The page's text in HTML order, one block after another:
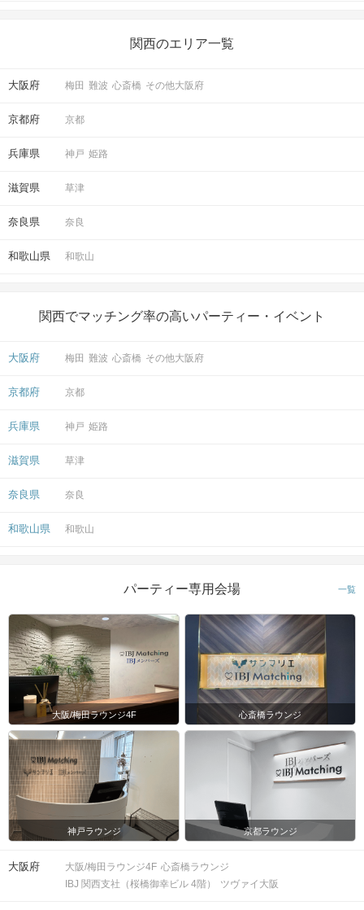
関西のエリア一覧
大阪府 梅田 難波 心斎橋 その他大阪府
京都府 京都
兵庫県 神戸 姫路
滋賀県 草津
奈良県 奈良
和歌山県 和歌山
関西でマッチング率の高いパーティー・イベント
大阪府 梅田 難波 心斎橋 その他大阪府
京都府 京都
兵庫県 神戸 姫路
滋賀県 草津
奈良県 奈良
和歌山県 和歌山
パーティー専用会場 一覧
大阪/梅田ラウンジ4F 心斎橋ラウンジ
神戸ラウンジ 京都ラウンジ
大阪府 大阪/梅田ラウンジ4F 心斎橋ラウンジ
IBJ 関西支社（桜橋御幸ビル 4階）
ツヴァイ大阪